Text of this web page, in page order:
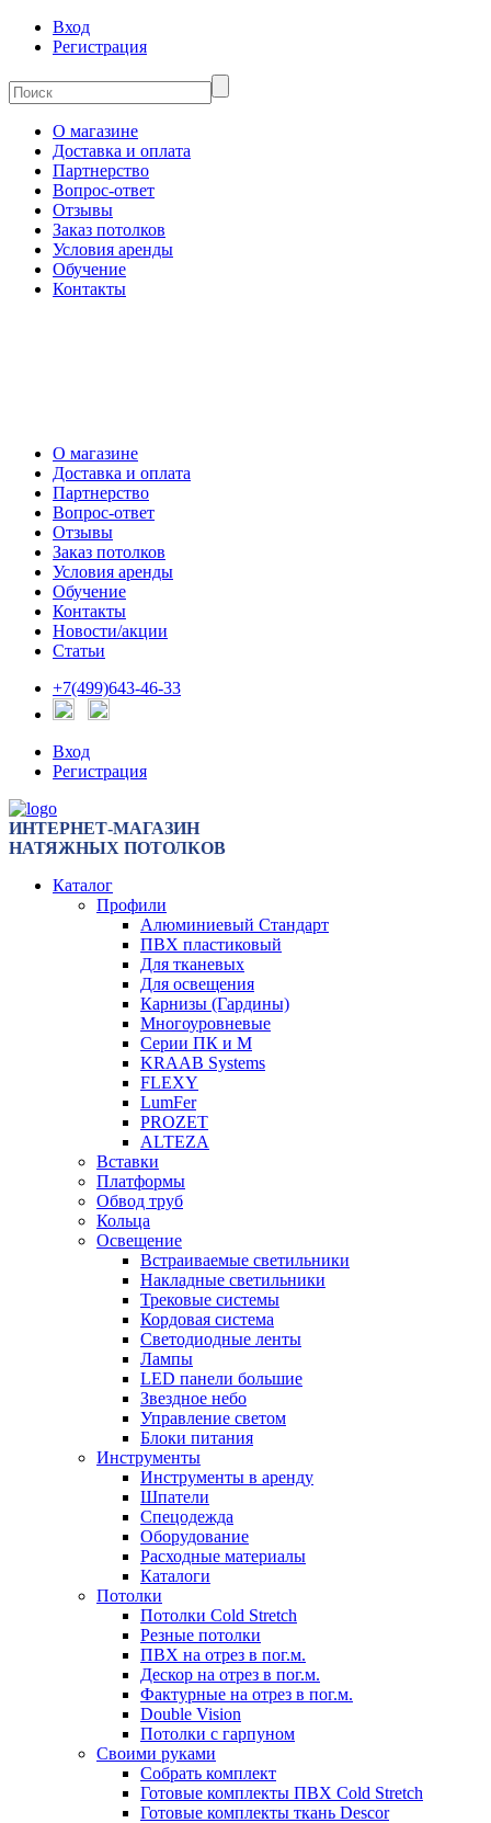
Вход
Регистрация
О магазине
Доставка и оплата
Партнерство
Вопрос-ответ
Отзывы
Заказ потолков
Условия аренды
Обучение
Контакты
О магазине
Доставка и оплата
Партнерство
Вопрос-ответ
Отзывы
Заказ потолков
Условия аренды
Обучение
Контакты
Новости/акции
Статьи
+7(499)643-46-33
Вход
Регистрация
ИНТЕРНЕТ-МАГАЗИН
НАТЯЖНЫХ ПОТОЛКОВ
Каталог
Профили
Алюминиевый Стандарт
ПВХ пластиковый
Для тканевых
Для освещения
Карнизы (Гардины)
Многоуровневые
Серии ПК и М
KRAAB Systems
FLEXY
LumFer
PROZET
ALTEZA
Вставки
Платформы
Обвод труб
Кольца
Освещение
Встраиваемые светильники
Накладные светильники
Трековые системы
Кордовая система
Светодиодные ленты
Лампы
LED панели большие
Звездное небо
Управление светом
Блоки питания
Инструменты
Инструменты в аренду
Шпатели
Спецодежда
Оборудование
Расходные материалы
Каталоги
Потолки
Потолки Cold Stretch
Резные потолки
ПВХ на отрез в пог.м.
Дескор на отрез в пог.м.
Фактурные на отрез в пог.м.
Double Vision
Потолки с гарпуном
Своими руками
Собрать комплект
Готовые комплекты ПВХ Cold Stretch
Готовые комплекты ткань Descor